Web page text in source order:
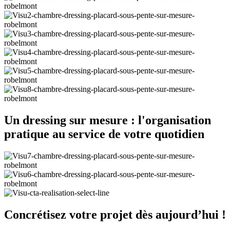
Un dressing sur mesure : l'organisation
pratique au service de votre quotidien
Concrétisez votre projet dès aujourd’hui !